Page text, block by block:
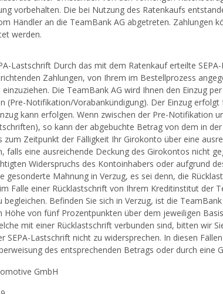
vorbehalten. Die bei Nutzung des Ratenkaufs
Händler an die TeamBank AG abgetreten. Zahlungen
werden.
Lastschrift Durch das mit dem Ratenkauf erteilte
Zahlungen, von Ihrem im Bestellprozess
einzuziehen. Die TeamBank AG wird Ihnen den Einzug
(Pre-Notifikation/Vorabankündigung). Der Einzug
kann erfolgen. Wenn zwischen der Pre-Notifikation
so kann der abgebuchte Betrag von dem in
zum Zeitpunkt der Fälligkeit Ihr Girokonto über eine
falls eine ausreichende Deckung des Girokontos nicht
Widerspruchs des Kontoinhabers oder aufgrund
gesonderte Mahnung in Verzug, es sei denn, die
Falle einer Rücklastschrift von Ihrem Kreditinstitut der
begleichen. Befinden Sie sich in Verzug, ist die
Höhe von fünf Prozentpunkten über dem jeweiligen
mit einer Rücklastschrift verbunden sind, bitten wir
SEPA-Lastschrift nicht zu widersprechen. In diesen
des entsprechenden Betrags oder durch eine
GmbH